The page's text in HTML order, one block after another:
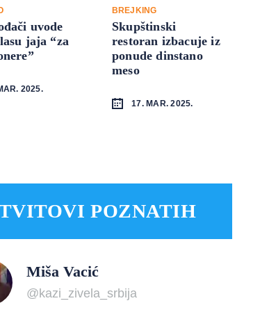
uvode
jaja “za
2025.
BREJKING
Skupštinski
restoran izbacuje iz
ponude dinstano
meso
17. MAR. 2025.
POZNATIH
Miša Vacić
@kazi_zivela_srbija